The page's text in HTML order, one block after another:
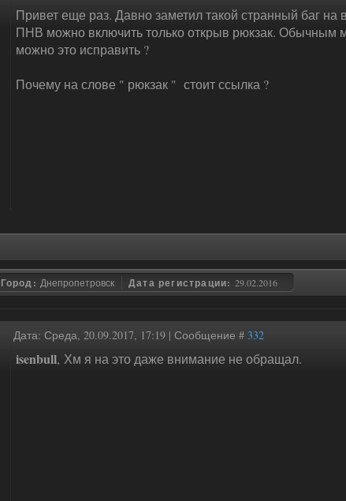
Привет еще раз. Давно заметил такой странный баг
ПНВ можно включить только открыв рюкзак. Обычным
можно это исправить ?
Почему на слове " рюкзак " стоит ссылка ?
Город:Днепропетровск Дата регистрации: 29.02.2016
Дата: Среда, 20.09.2017, 17:19 | Сообщение # 332
isenbull, Хм я на это даже внимание не обращал.